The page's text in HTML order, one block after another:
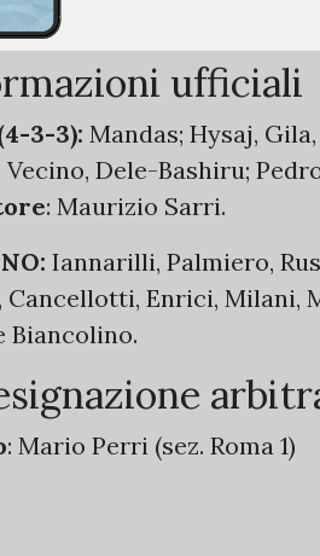
ufficiali
3-3): Mandas; Hysaj,
Vecino, Dele-Bashiru;
: Maurizio Sarri.
Iannarilli, Palmiero,
Cancellotti, Enrici, Milani,
Biancolino.
: Mario Perri (sez. Roma 1)